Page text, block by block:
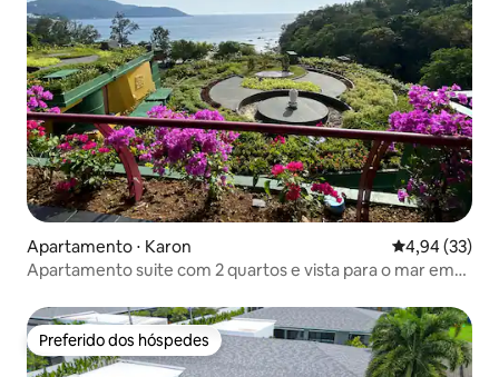
Apartamento ⋅ Karon 4,94 de uma
4,94 (33)
Apartamento suite com 2 quartos e vista para o mar em
Preferido dos hóspedes
Preferido dos hóspedes